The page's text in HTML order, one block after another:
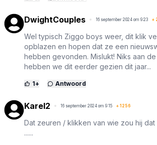
DwightCouples 16 september 2024 om 9:23 +
Wel typisch Ziggo boys weer, dit klik
opblazen en hopen dat ze een
hebben gevonden. Mislukt! Niks aan de
hebben we dit eerder gezien dit jaar...
1+ Antwoord
Karel2 16 september 2024 om 9:15 + 1256
Dat zeuren / klikken van wie zou hij
......